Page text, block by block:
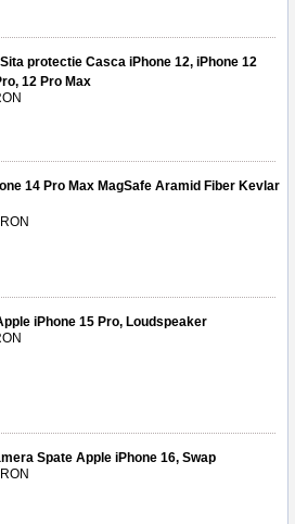
protectie Casca iPhone 12, iPhone 12
12 Pro Max
14 Pro Max MagSafe Aramid Fiber Kevlar
iPhone 15 Pro, Loudspeaker
Spate Apple iPhone 16, Swap